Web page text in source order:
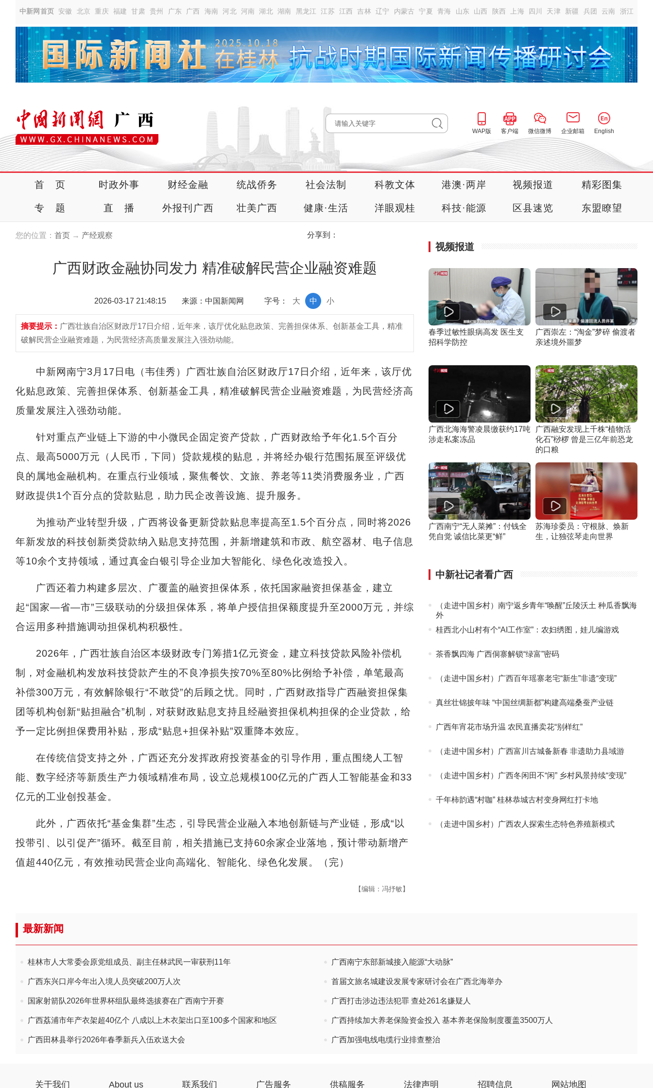
中新网首页 安徽 北京 重庆 福建 甘肃 贵州 广东 广西 海南 河北 河南 湖北 湖南 黑龙江 江苏 江西 吉林 辽宁 内蒙古 宁夏 青海 山东 山西 陕西 上海 四川 天津 新疆 兵团 云南 浙江
WAP版 客户端 微信微博 企业邮箱 English
首 页 时政外事 财经金融 统战侨务 社会法制 科教文体 港澳·两岸 视频报道 精彩图集
专 题 直 播 外报刊广西 壮美广西 健康·生活 洋眼观桂 科技·能源 区县速览 东盟瞭望
您的位置： 首页 → 产经观察 分享到：
广西财政金融协同发力 精准破解民营企业融资难题
2026-03-17 21:48:15 来源：中国新闻网 字号： 小
中
大
摘要提示： 广西壮族自治区财政厅17日介绍，近年来，该厅优化贴息政策、完善担保体系、创新基金工具，精准
破解民营企业融资难题，为民营经济高质量发展注入强劲动能。
中新网南宁3月17日电（韦佳秀）广西壮族自治区财政厅17日介绍，近年来，该厅优
化贴息政策、完善担保体系、创新基金工具，精准破解民营企业融资难题，为民营经济高
质量发展注入强劲动能。
针对重点产业链上下游的中小微民企固定资产贷款，广西财政给予年化1.5个百分
点、最高5000万元（人民币，下同）贷款规模的贴息，并将经办银行范围拓展至评级优
良的属地金融机构。在重点行业领域，聚焦餐饮、文旅、养老等11类消费服务业，广西
财政提供1个百分点的贷款贴息，助力民企改善设施、提升服务。
为推动产业转型升级，广西将设备更新贷款贴息率提高至1.5个百分点，同时将2026
年新发放的科技创新类贷款纳入贴息支持范围，并新增建筑和市政、航空器材、电子信息
等10余个支持领域，通过真金白银引导企业加大智能化、绿色化改造投入。
广西还着力构建多层次、广覆盖的融资担保体系，依托国家融资担保基金，建立
起“国家—省—市”三级联动的分级担保体系，将单户授信担保额度提升至2000万元，并综
合运用多种措施调动担保机构积极性。
2026年，广西壮族自治区本级财政专门筹措1亿元资金，建立科技贷款风险补偿机
制，对金融机构发放科技贷款产生的不良净损失按70%至80%比例给予补偿，单笔最高
补偿300万元，有效解除银行“不敢贷”的后顾之忧。同时，广西财政指导广西融资担保集
团等机构创新“贴担融合”机制，对获财政贴息支持且经融资担保机构担保的企业贷款，给
予一定比例担保费用补贴，形成“贴息+担保补贴”双重降本效应。
在传统信贷支持之外，广西还充分发挥政府投资基金的引导作用，重点围绕人工智
能、数字经济等新质生产力领域精准布局，设立总规模100亿元的广西人工智能基金和33
亿元的工业创投基金。
此外，广西依托“基金集群”生态，引导民营企业融入本地创新链与产业链，形成“以
投带引、以引促产”循环。截至目前，相关措施已支持60余家企业落地，预计带动新增产
值超440亿元，有效推动民营企业向高端化、智能化、绿色化发展。（完）
【编辑：冯抒敏】
视频报道
春季过敏性眼病高发 医生支
招科学防控
广西崇左：“淘金”梦碎 偷渡者
亲述境外噩梦
广西北海海警凌晨缴获约17吨
涉走私案冻品
广西融安发现上千株“植物活
化石”桫椤 曾是三亿年前恐龙
的口粮
广西南宁“无人菜摊”：付钱全
凭自觉 诚信比菜更“鲜”
苏海珍委员：守根脉、焕新
生，让独弦琴走向世界
中新社记者看广西
（走进中国乡村）南宁返乡青年“唤醒”丘陵沃土 种瓜香飘海
外
桂西北小山村有个“AI工作室”：农妇绣图，娃儿编游戏
茶香飘四海 广西侗寨解锁“绿富”密码
（走进中国乡村）广西百年瑶寨老宅“新生”非遗“变现”
真丝壮锦披年味 “中国丝绸新都”构建高端桑蚕产业链
广西年宵花市场升温 农民直播卖花“别样红”
（走进中国乡村）广西富川古城备新春 非遗助力县域游
（走进中国乡村）广西冬闲田不“闲” 乡村风景持续“变现”
千年柿韵遇“村咖” 桂林恭城古村变身网红打卡地
（走进中国乡村）广西农人探索生态特色养殖新模式
最新新闻
桂林市人大常委会原党组成员、副主任林武民一审获刑11年 广西南宁东部新城接入能源“大动脉”
广西东兴口岸今年出入境人员突破200万人次 首届文旅名城建设发展专家研讨会在广西北海举办
国家射箭队2026年世界杯组队最终选拔赛在广西南宁开赛 广西打击涉边违法犯罪 查处261名嫌疑人
广西荔浦市年产衣架超40亿个 八成以上木衣架出口至100多个国家和地区 广西持续加大养老保险资金投入 基本养老保险制度覆盖3500万人
广西田林县举行2026年春季新兵入伍欢送大会 广西加强电线电缆行业排查整治
关于我们 About us 联系我们 广告服务 供稿服务 法律声明 招聘信息 网站地图